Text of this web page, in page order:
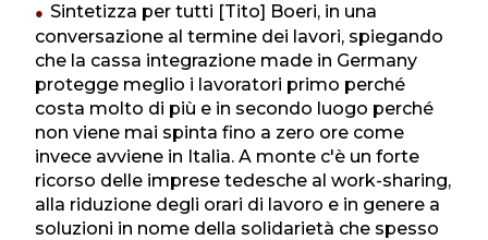
Sintetizza per tutti [Tito] Boeri, in una
conversazione al termine dei lavori, spiegando
che la cassa integrazione made in Germany
protegge meglio i lavoratori primo perché
costa molto di più e in secondo luogo perché
non viene mai spinta fino a zero ore come
invece avviene in Italia. A monte c'è un forte
ricorso delle imprese tedesche al work-sharing,
alla riduzione degli orari di lavoro e in genere a
soluzioni in nome della solidarietà che spesso